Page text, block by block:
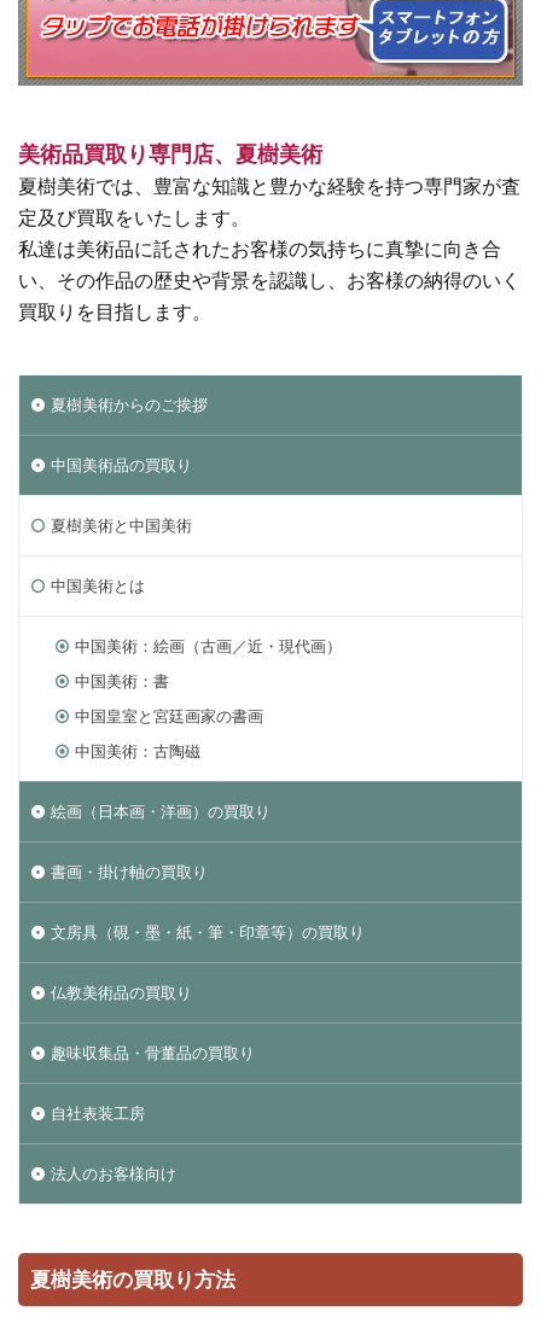
美術品買取り専門店、夏樹美術
夏樹美術では、豊富な知識と豊かな経験を持つ専門家が査
定及び買取をいたします。
私達は美術品に託されたお客様の気持ちに真摯に向き合
い、その作品の歴史や背景を認識し、お客様の納得のいく
買取りを目指します。
夏樹美術からのご挨拶
中国美術品の買取り
夏樹美術と中国美術
中国美術とは
中国美術：絵画（古画／近・現代画）
中国美術：書
中国皇室と宮廷画家の書画
中国美術：古陶磁
絵画（日本画・洋画）の買取り
書画・掛け軸の買取り
文房具（硯・墨・紙・筆・印章等）の買取り
仏教美術品の買取り
趣味収集品・骨董品の買取り
自社表装工房
法人のお客様向け
夏樹美術の買取り方法